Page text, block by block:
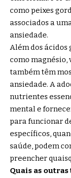
como peixes
associados a
ansiedade.
Além dos
como magnésio,
também têm
ansiedade. A
nutrientes
mental e
para funcionar
específicos,
saúde, podem
preencher
Quais as